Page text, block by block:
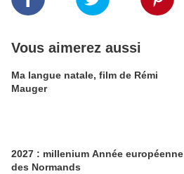
Vous aimerez aussi
Ma langue natale, film de Rémi
Mauger
2027 : millenium Année européenne
des Normands